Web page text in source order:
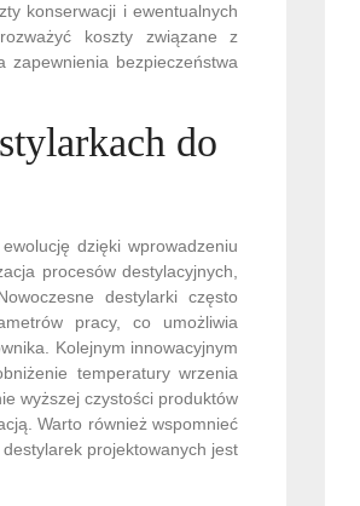
konserwacji i ewentualnych
koszty związane z
bezpieczeństwa
do
dzięki wprowadzeniu
procesów destylacyjnych,
destylarki często
pracy, co umożliwia
Kolejnym innowacyjnym
temperatury wrzenia
wyższej czystości produktów
Warto również wspomnieć
projektowanych jest